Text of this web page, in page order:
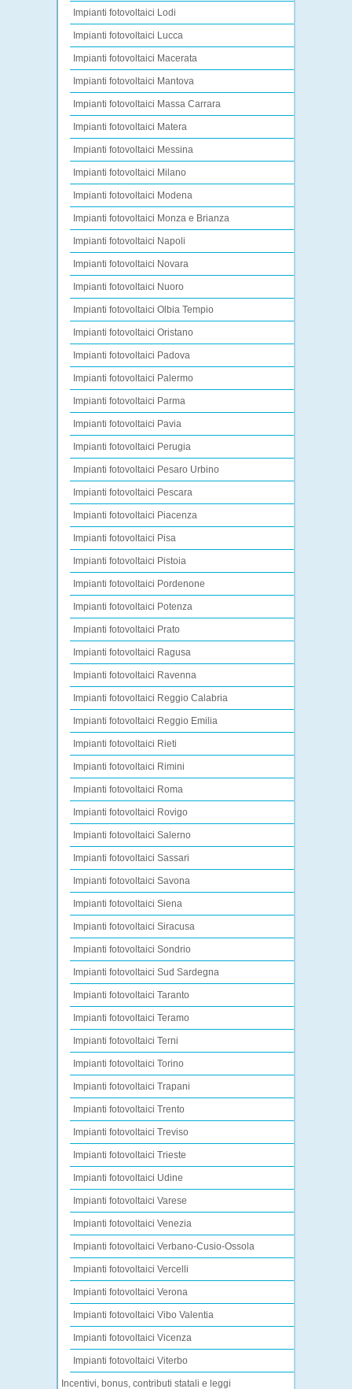
Impianti fotovoltaici Lodi
Impianti fotovoltaici Lucca
Impianti fotovoltaici Macerata
Impianti fotovoltaici Mantova
Impianti fotovoltaici Massa Carrara
Impianti fotovoltaici Matera
Impianti fotovoltaici Messina
Impianti fotovoltaici Milano
Impianti fotovoltaici Modena
Impianti fotovoltaici Monza e Brianza
Impianti fotovoltaici Napoli
Impianti fotovoltaici Novara
Impianti fotovoltaici Nuoro
Impianti fotovoltaici Olbia Tempio
Impianti fotovoltaici Oristano
Impianti fotovoltaici Padova
Impianti fotovoltaici Palermo
Impianti fotovoltaici Parma
Impianti fotovoltaici Pavia
Impianti fotovoltaici Perugia
Impianti fotovoltaici Pesaro Urbino
Impianti fotovoltaici Pescara
Impianti fotovoltaici Piacenza
Impianti fotovoltaici Pisa
Impianti fotovoltaici Pistoia
Impianti fotovoltaici Pordenone
Impianti fotovoltaici Potenza
Impianti fotovoltaici Prato
Impianti fotovoltaici Ragusa
Impianti fotovoltaici Ravenna
Impianti fotovoltaici Reggio Calabria
Impianti fotovoltaici Reggio Emilia
Impianti fotovoltaici Rieti
Impianti fotovoltaici Rimini
Impianti fotovoltaici Roma
Impianti fotovoltaici Rovigo
Impianti fotovoltaici Salerno
Impianti fotovoltaici Sassari
Impianti fotovoltaici Savona
Impianti fotovoltaici Siena
Impianti fotovoltaici Siracusa
Impianti fotovoltaici Sondrio
Impianti fotovoltaici Sud Sardegna
Impianti fotovoltaici Taranto
Impianti fotovoltaici Teramo
Impianti fotovoltaici Terni
Impianti fotovoltaici Torino
Impianti fotovoltaici Trapani
Impianti fotovoltaici Trento
Impianti fotovoltaici Treviso
Impianti fotovoltaici Trieste
Impianti fotovoltaici Udine
Impianti fotovoltaici Varese
Impianti fotovoltaici Venezia
Impianti fotovoltaici Verbano-Cusio-Ossola
Impianti fotovoltaici Vercelli
Impianti fotovoltaici Verona
Impianti fotovoltaici Vibo Valentia
Impianti fotovoltaici Vicenza
Impianti fotovoltaici Viterbo
Incentivi, bonus, contributi statali e leggi